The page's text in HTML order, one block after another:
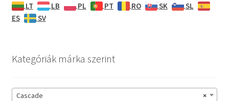
LT
LB PL PT RO SK
SL
ES
SV
Kategóriák márka szerint
×
Cascade